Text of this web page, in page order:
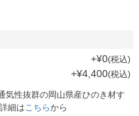
+¥0 税込
+¥4,400 税込
気性抜群の岡山県産ひのき材す
細はこちらから